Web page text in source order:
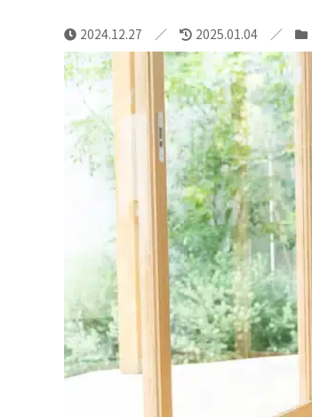
2024.12.27 2025.01.04